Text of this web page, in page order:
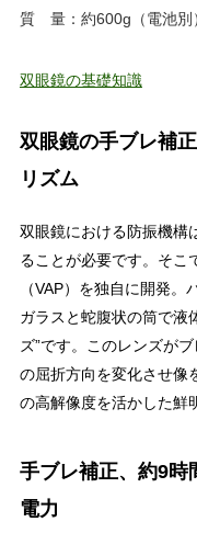
質 量：約600g（電池別
双眼鏡の基礎知識
双眼鏡の手ブレ補
リズム
双眼鏡における防振機構
ることが必要です。そこ
（VAP）を独自に開発
ガラスと蛇腹状の筒で液
ズ”です。このレンズが
の屈折方向を変化させ像
の高解像度を活かした鮮
手ブレ補正、約9時
電力